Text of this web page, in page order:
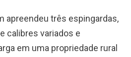
apreendeu três espingardas,
calibres variados e
em uma propriedade rural